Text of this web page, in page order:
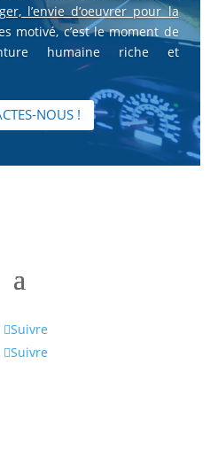
l’envie d’oeuvrer pour la
motivé, c’est le moment de
humaine riche et
NOUS !
Suivre
Suivre